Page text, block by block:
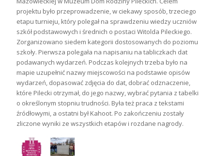
projektu było przeprowadzenie, w ciekawy sposób, trzeciego
etapu turnieju, który polegał na sprawdzeniu wiedzy uczniów
szkół podstawowych i średnich o postaci Witolda Pileckiego.
Zorganizowano siedem kategorii dostosowanych do poziomu
szkoły. Pierwsza polegała na napisaniu na tabliczkach dat
podawanych wydarzeń. Podczas kolejnych trzeba było na
mapie uzupełnić nazwy miejscowości na podstawie opisów
wydarzeń, dopasować zdjęcia do dat, dobrać odznaczenie,
które Pilecki otrzymał, do jego nazwy, wybrać pytania z tabelki
o określonym stopniu trudności. Była też praca z tekstami
źródłowymi, a ostatni był Kahoot. Po zakończeniu zostały
zliczone wyniki ze wszystkich etapów i rozdane nagrody.